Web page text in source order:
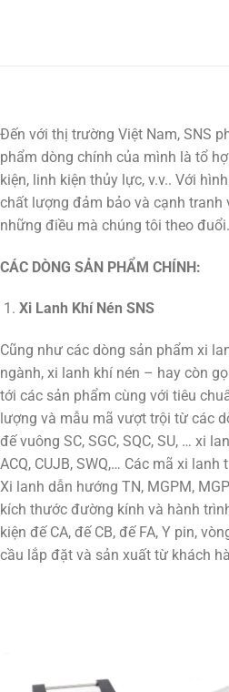
Đến với thị trường Việt Nam, SNS
phẩm dòng chính của mình là tổ
kiện, linh kiện thủy lực, v.v.. Với
chất lượng đảm bảo và cạnh tranh
những điều mà chúng tôi theo đuổi.
CÁC DÒNG SẢN PHẨM CHÍNH:
Xi Lanh Khí Nén SNS
Cũng như các dòng sản phẩm xi
ngành, xi lanh khí nén – hay còn
tới các sản phẩm cùng với tiêu
lượng và mẫu mã vượt trội từ các
đế vuông SC, SGC, SQC, SU, … xi
ACQ, CUJB, SWQ,… Các mã xi lanh
Xi lanh dẫn hướng TN, MGPM,
kích thước đường kính và hành
kiện đế CA, đế CB, đế FA, Y pin,
cầu lắp đặt và sản xuất từ khách